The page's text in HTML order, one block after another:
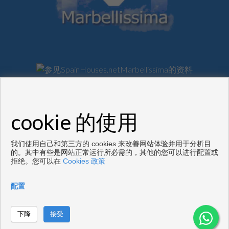
通过开发Inmoenter.免责声明| 数据保护政策
cookie 的使用
我们使用自己和第三方的 cookies 来改善网站体验并用于分析目
的。其中有些是网站正常运行所必需的，其他的您可以进行配置或
拒绝。您可以在 Cookies 政策
配置